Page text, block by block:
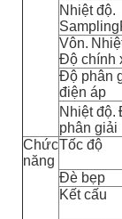
Nhiệt độ.
Vôn.
Độ chính
Độ phân
điện áp
Nhiệt độ.
phân giải
Chức
năng
Tốc độ
Đè bẹp
Kết cấu